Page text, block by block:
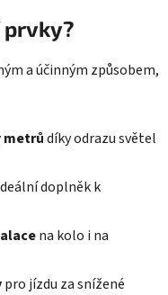
a účinným způsobem,
metrůdíky odrazu světel
doplněk k
na kolo i na
pro jízdu za snížené